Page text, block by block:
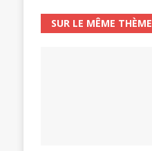
SUR LE MÊME THÈME